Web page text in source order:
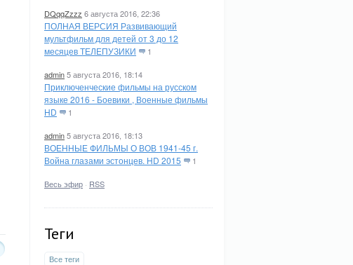
DQqqZzzz 6 августа 2016, 22:36
ПОЛНАЯ ВЕРСИЯ Развивающий
мультфильм для детей от 3 до 12
месяцев ТЕЛЕПУЗИКИ
1
admin5 августа 2016, 18:14
Приключенческие фильмы на русском
языке 2016 - Боевики , Военные фильмы
HD
1
admin5 августа 2016, 18:13
ВОЕННЫЕ ФИЛЬМЫ О ВОВ 1941-45 г.
Война глазами эстонцев. HD 2015
1
Весь эфир · RSS
Теги
Все теги